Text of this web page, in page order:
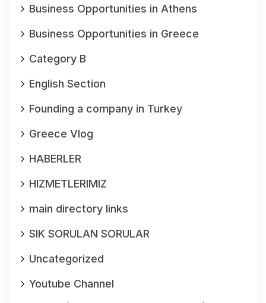
Business Opportunities in Athens
Business Opportunities in Greece
Category B
English Section
Founding a company in Turkey
Greece Vlog
HABERLER
HIZMETLERIMIZ
main directory links
SIK SORULAN SORULAR
Uncategorized
Youtube Channel